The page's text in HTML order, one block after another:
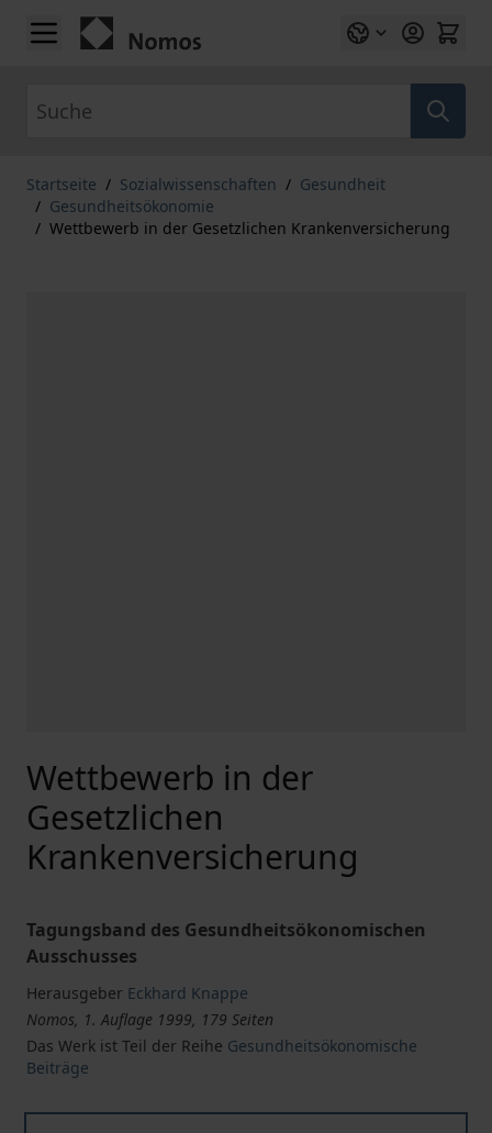
Zum Inhalt springen
Startseite / Sozialwissenschaften / Gesundheit
/ Gesundheitsökonomie
/ Wettbewerb in der Gesetzlichen Krankenversicherung
Wettbewerb in der
Gesetzlichen
Krankenversicherung
Tagungsband des Gesundheitsökonomischen
Ausschusses
Herausgeber Eckhard Knappe
Nomos, 1. Auflage 1999, 179 Seiten
Das Werk ist Teil der Reihe Gesundheitsökonomische
Beiträge